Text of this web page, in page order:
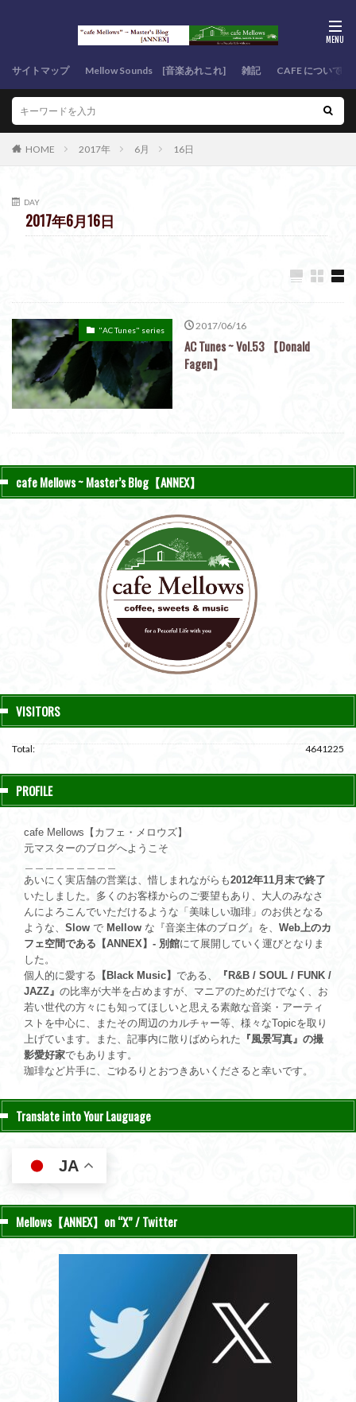
サイトマップ Mellow Sounds [音楽あれこれ] 雑記 CAFE について
HOME 2017年 6月 16日
DAY
2017年6月16日
"AC Tunes" series 2017/06/16
AC Tunes ~ Vol.53 【Donald
Fagen】
cafe Mellows ~ Master’s Blog【ANNEX】
VISITORS
4641225
Total:
PROFILE
cafe Mellows【カフェ・メロウズ】
元マスターのブログへようこそ
あいにく実店舗の営業は、惜しまれながらも2012年11月末で終了
いたしました。多くのお客様からのご要望もあり、大人のみなさ
んによろこんでいただけるような「美味しい珈琲」のお供となる
ような、 Slow で Mellow な『音楽主体のブログ』を、 Web上のカ
フェ空間である【ANNEX】- 別館にて展開していく運びとなりま
した。
個人的に愛する 【Black Music】 である、
『R&B / SOUL / FUNK /
JAZZ』 の比率が大半を占めますが、マニアのためだけでなく、お
若い世代の方々にも知ってほしいと思える素敵な音楽・アーティ
ストを中心に、またその周辺のカルチャー等、様々なTopicを取り
上げています。また、記事内に散りばめられた 『風景写真』の撮
影愛好家でもあります。
珈琲など片手に、ごゆるりとおつきあいくださると幸いです。
Translate into Your Lauguage
JA
Mellows【ANNEX】on “X” / Twitter